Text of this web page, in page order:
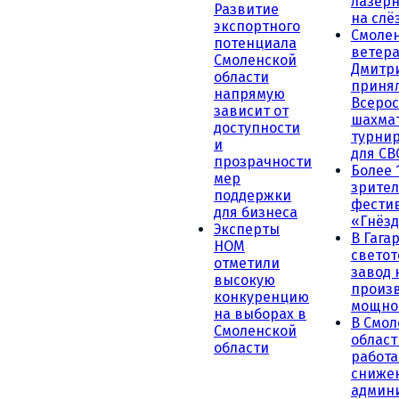
Развитие
экспортного
потенциала
Смоленской
области
напрямую
зависит от
доступности
и
прозрачности
мер
поддержки
для бизнеса
Эксперты
НОМ
отметили
высокую
конкуренцию
на выборах в
Смоленской
области
на
для
Более
В
завод
В